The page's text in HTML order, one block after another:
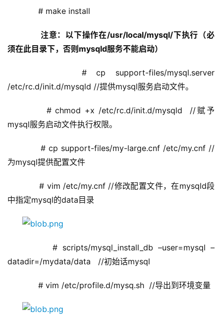
# make install
注意：以下操作在/usr/local/mysql/下执行（必
须在此目录下，否则mysqld服务不能启动）
# cp support-files/mysql.server
/etc/rc.d/init.d/mysqld //提供mysql服务启动文件。
# chmod +x /etc/rc.d/init.d/mysqld  //赋予
mysql服务启动文件执行权限。
# cp support-files/my-large.cnf /etc/my.cnf //
为mysql提供配置文件
# vim /etc/my.cnf //修改配置文件，在mysqld段
中指定mysql的data目录
# scripts/mysql_install_db –user=mysql –
datadir=/mydata/data   //初始话mysql
# vim /etc/profile.d/mysq.sh  //导出到环境变量